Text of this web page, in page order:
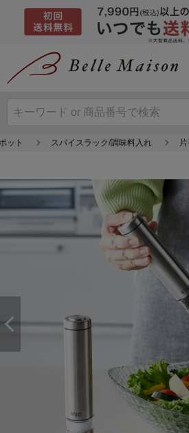
ット スパイスラック/調味料入れ